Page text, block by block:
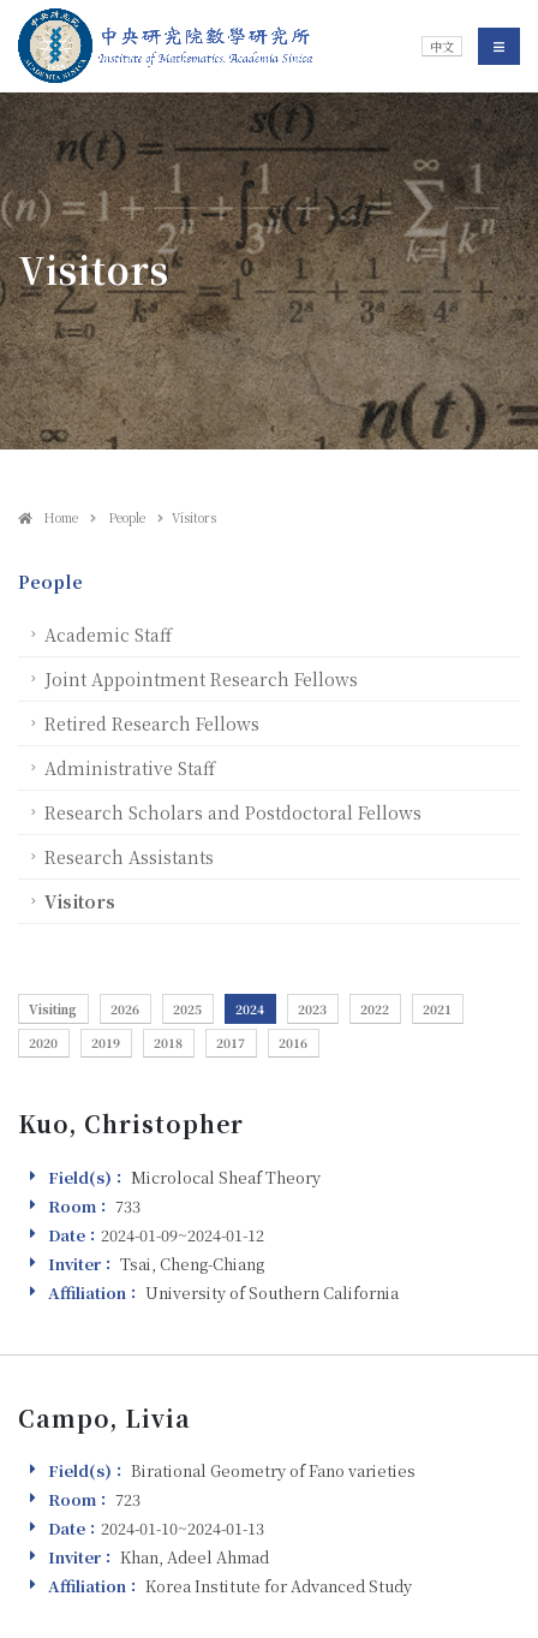
Jump To中央區塊/Main Content
Institute of 中文 選單/
:::
Visitors
Home People Visitors
People
Academic Staff
Joint Appointment Research Fellows
Retired Research Fellows
Administrative Staff
Research Scholars and Postdoctoral Fellows
Research Assistants
Visitors
Visiting 2026 2025 2024 2023 2022
2021
2020
2019 2018 2017 2016
Kuo, Christopher
Field(s)
Field(s)： Microlocal Sheaf Theory
Room
Room： 733
Visiting
Date： 2024-01-09~2024-01-12
Inviter
Inviter： Tsai, Cheng-Chiang
Affiliation
Affiliation： University of Southern California
Campo, Livia
Field(s)
Field(s)： Birational Geometry of Fano varieties
Room
Room： 723
Visiting
Date： 2024-01-10~2024-01-13
Inviter
Inviter： Khan, Adeel Ahmad
Affiliation
Affiliation： Korea Institute for Advanced Study